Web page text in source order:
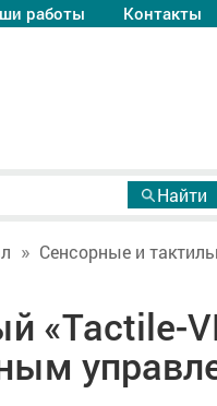
работы Контакты
Сенсорные и
«Tactile-